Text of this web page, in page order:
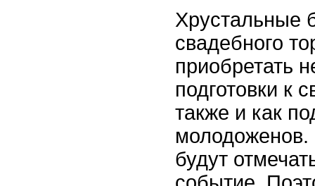
Хрустальные
свадебного
приобретать
подготовки к
также и как
молодоженов.
будут